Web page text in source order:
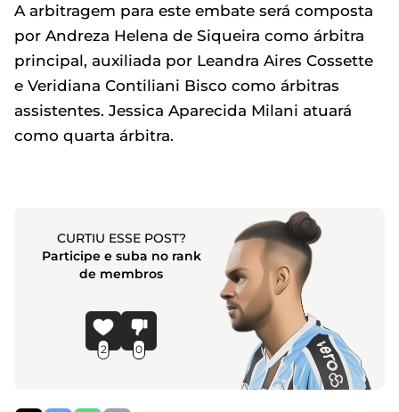
A arbitragem para este embate será composta
por Andreza Helena de Siqueira como árbitra
principal, auxiliada por Leandra Aires Cossette
e Veridiana Contiliani Bisco como árbitras
assistentes. Jessica Aparecida Milani atuará
como quarta árbitra.
CURTIU ESSE POST?
Participe e suba no rank
de membros
2 0